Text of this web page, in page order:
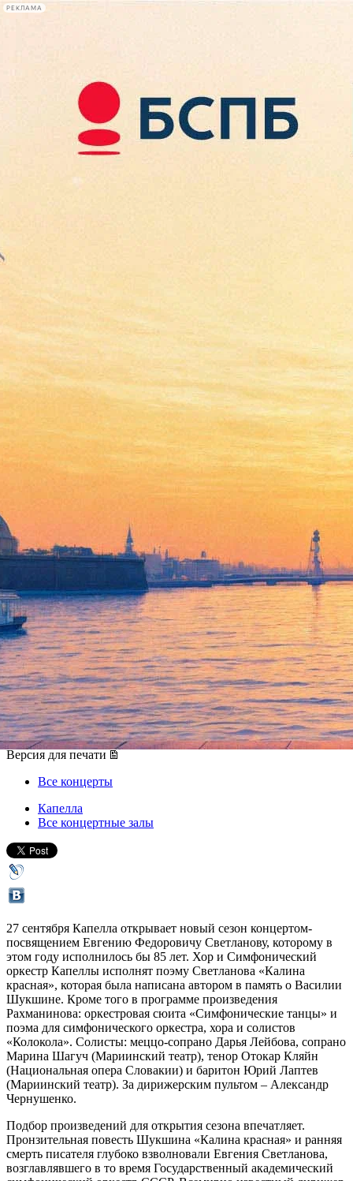
РЕКЛАМА
Сегодня:
2026.08.08
05:48
Афиша Plus
Капелла посвящает
открытие сезона Евгению
Светланову
27 сентября 2013, пятница,19.00
Версия для печати
Все концерты
Капелла
Все концертные залы
27 сентября Капелла открывает новый сезон концертом-
посвящением Евгению Федоровичу Светланову, которому в
этом году исполнилось бы 85 лет. Хор и Симфонический
оркестр Капеллы исполнят поэму Светланова «Калина
красная», которая была написана автором в память о Василии
Шукшине. Кроме того в программе произведения
Рахманинова: оркестровая сюита «Симфонические танцы» и
поэма для симфонического оркестра, хора и солистов
«Колокола». Солисты: меццо-сопрано Дарья Лейбова, сопрано
Марина Шагуч (Мариинский театр), тенор Отокар Кляйн
(Национальная опера Словакии) и баритон Юрий Лаптев
(Мариинский театр). За дирижерским пультом – Александр
Чернушенко.
Подбор произведений для открытия сезона впечатляет.
Пронзительная повесть Шукшина «Калина красная» и ранняя
смерть писателя глубоко взволновали Евгения Светланова,
возглавлявшего в то время Государственный академический